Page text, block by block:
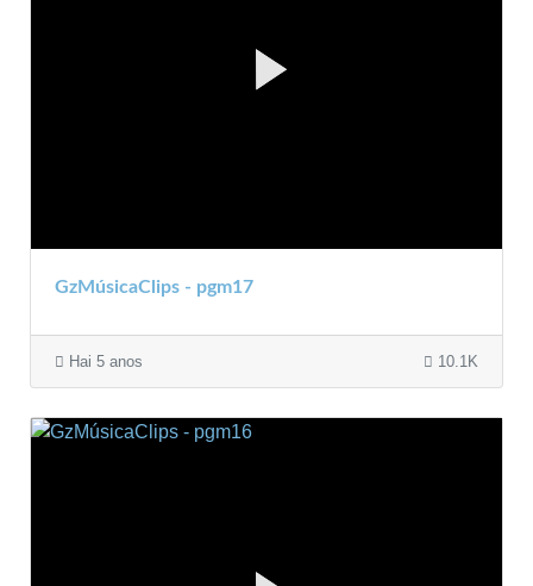
GzMúsicaClips - pgm17
Hai 5 anos 10.1K